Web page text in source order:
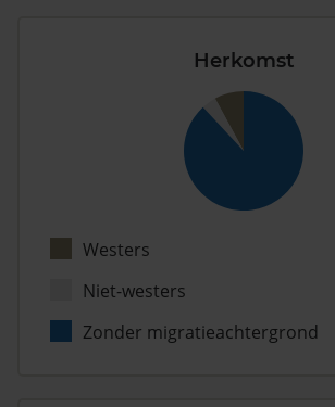
Herkomst
Westers
Niet-westers
Zonder migratieachtergrond